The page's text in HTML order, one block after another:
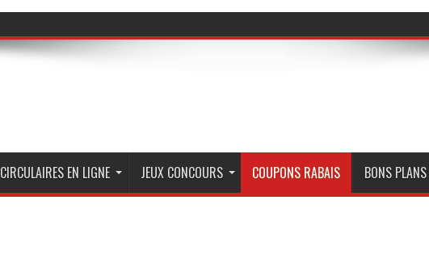
CIRCULAIRES EN LIGNE JEUX CONCOURS COUPONS RABAIS BONS PLANS